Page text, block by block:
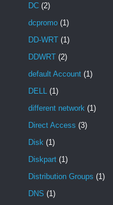
DC (2)
dcpromo (1)
DD-WRT (1)
DDWRT (2)
default Account (1)
DELL (1)
different network (1)
Direct Access (3)
Disk (1)
Diskpart (1)
Distribution Groups (1)
DNS (1)